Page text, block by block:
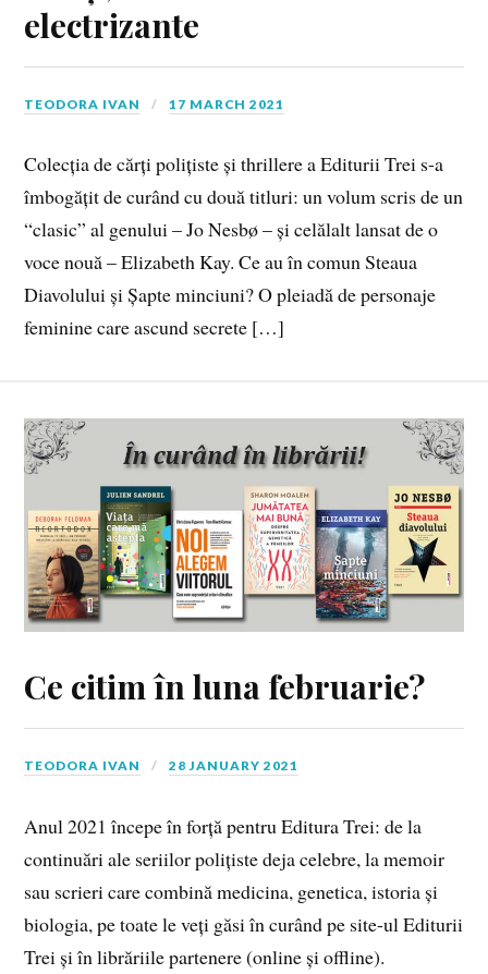
electrizante
TEODORA IVAN 17 MARCH 2021
Colecția de cărți polițiste și thrillere a Editurii Trei s-a
îmbogățit de curând cu două titluri: un volum scris de un
“clasic” al genului – Jo Nesbø – și celălalt lansat de o
voce nouă – Elizabeth Kay. Ce au în comun Steaua
Diavolului și Șapte minciuni? O pleiadă de personaje
feminine care ascund secrete […]
Ce citim în luna februarie?
TEODORA IVAN 28 JANUARY 2021
Anul 2021 începe în forță pentru Editura Trei: de la
continuări ale seriilor polițiste deja celebre, la memoir
sau scrieri care combină medicina, genetica, istoria și
biologia, pe toate le veți găsi în curând pe site-ul Editurii
Trei și în librăriile partenere (online și offline).